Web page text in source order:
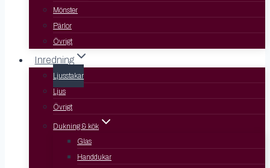
Mönster
Pärlor
Övrigt
Inredning
Ljusstakar
Ljus
Övrigt
Dukning & kök
Glas
Handdukar